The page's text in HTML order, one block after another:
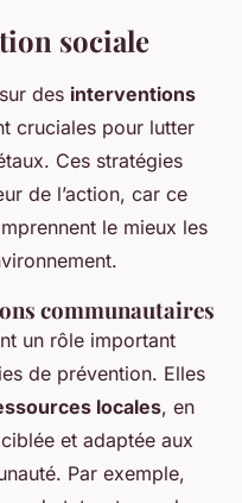
et
pour
sociale
des interventions
cruciales pour lutter
Ces stratégies
de l’action, car ce
le mieux les
communautaires
un rôle important
de prévention. Elles
locales, en
et adaptée aux
Par exemple,